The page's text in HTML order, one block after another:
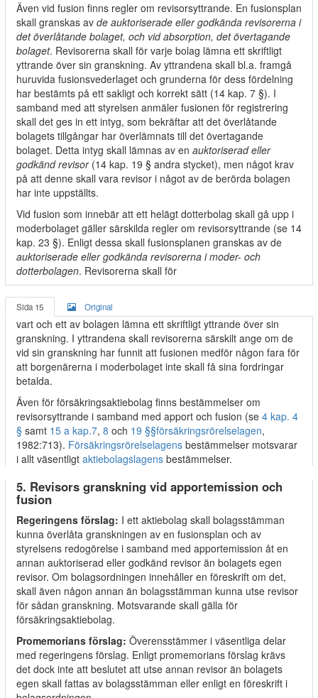
Även vid fusion finns regler om revisorsyttrande. En fusionsplan
skall granskas av de auktoriserade eller godkända revisorerna i
det överlåtande bolaget, och vid absorption, det övertagande
bolaget. Revisorerna skall för varje bolag lämna ett skriftligt
yttrande över sin granskning. Av yttrandena skall bl.a. framgå
huruvida fusionsvederlaget och grunderna för dess fördelning
har bestämts på ett sakligt och korrekt sätt (14 kap. 7 §). I
samband med att styrelsen anmäler fusionen för registrering
skall det ges in ett intyg, som bekräftar att det överlåtande
bolagets tillgångar har överlämnats till det övertagande
bolaget. Detta intyg skall lämnas av en auktoriserad eller
godkänd revisor(14 kap. 19 § andra stycket), men något krav
på att denne skall vara revisor i något av de berörda bolagen
har inte uppställts.
Vid fusion som innebär att ett helägt dotterbolag skall gå upp i
moderbolaget gäller särskilda regler om revisorsyttrande (se 14
kap. 23 §). Enligt dessa skall fusionsplanen granskas av de
auktoriserade eller godkända revisorerna i moder- och
dotterbolagen. Revisorerna skall för
Sida 15 Original
vart och ett av bolagen lämna ett skriftligt yttrande över sin
granskning. I yttrandena skall revisorerna särskilt ange om de
vid sin granskning har funnit att fusionen medför någon fara för
att borgenärerna i moderbolaget inte skall få sina fordringar
betalda.
Även för försäkringsaktiebolag finns bestämmelser om
revisorsyttrande i samband med apport och fusion (se 4 kap. 4
§ samt 15 a kap.7, 8 och 19 §§försäkringsrörelselagen,
1982:713). Försäkringsrörelselagens bestämmelser motsvarar
i allt väsentligt aktiebolagslagens bestämmelser.
5. Revisors granskning vid apportemission och
fusion
Regeringens förslag: I ett aktiebolag skall bolagsstämman
kunna överlåta granskningen av en fusionsplan och av
styrelsens redogörelse i samband med apportemission åt en
annan auktoriserad eller godkänd revisor än bolagets egen
revisor. Om bolagsordningen innehåller en föreskrift om det,
skall även någon annan än bolagsstämman kunna utse revisor
för sådan granskning. Motsvarande skall gälla för
försäkringsaktiebolag.
Promemorians förslag: Överensstämmer i väsentliga delar
med regeringens förslag. Enligt promemorians förslag krävs
det dock inte att beslutet att utse annan revisor än bolagets
egen skall fattas av bolagsstämman eller enligt en föreskrift i